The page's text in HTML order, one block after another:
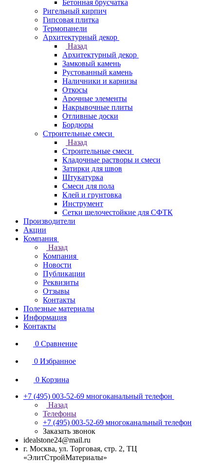
Бетонная брусчатка
Ригельный кирпич
Гипсовая плитка
Термопанели
Архитектурный декор
Назад
Архитектурный декор
Замковый камень
Рустованный камень
Наличники и карнизы
Откосы
Арочные элементы
Накрывочные плиты
Отливные доски
Бордюры
Строительные смеси
Назад
Строительные смеси
Кладочные растворы и смеси
Затирки для швов
Штукатурка
Смеси для пола
Клей и грунтовка
Инструмент
Сетки щелочестойкие для СФТК
Производители
Акции
Компания
Назад
Компания
Новости
Публикации
Реквизиты
Отзывы
Контакты
Полезные материалы
Информация
Контакты
0 Сравнение
0 Избранное
0 Корзина
+7 (495) 003-52-69 многоканальный телефон
Назад
Телефоны
+7 (495) 003-52-69 многоканальный телефон
Заказать звонок
idealstone24@mail.ru
г. Москва, ул. Торговая, стр. 2, ТЦ
«ЭлитСтройМатериалы»